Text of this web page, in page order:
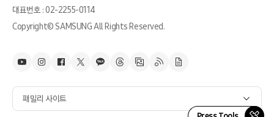
대표번호 : 02-2255-0114
Copyright© SAMSUNG All Rights Reserved.
패밀리 사이트